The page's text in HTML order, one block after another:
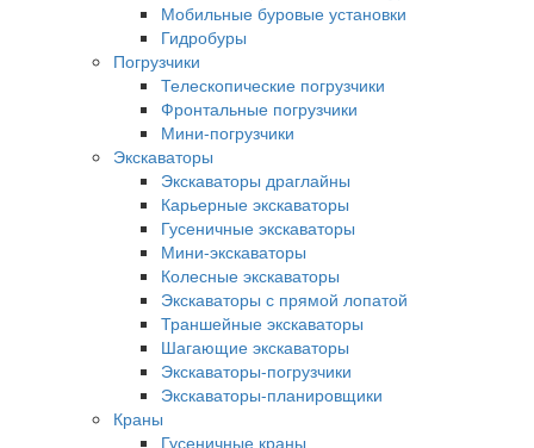
Мобильные буровые установки
Гидробуры
Погрузчики
Телескопические погрузчики
Фронтальные погрузчики
Мини-погрузчики
Экскаваторы
Экскаваторы драглайны
Карьерные экскаваторы
Гусеничные экскаваторы
Мини-экскаваторы
Колесные экскаваторы
Экскаваторы с прямой лопатой
Траншейные экскаваторы
Шагающие экскаваторы
Экскаваторы-погрузчики
Экскаваторы-планировщики
Краны
Гусеничные краны